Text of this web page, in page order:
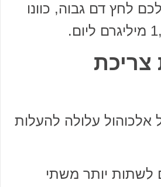
לחץ דם גבוה, כוונו
צריכת
אלכוהול עלולה להעלות
לשתות יותר משתי